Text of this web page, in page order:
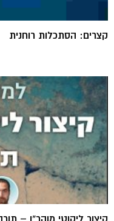
קצרים: הסתכלות רוחנית